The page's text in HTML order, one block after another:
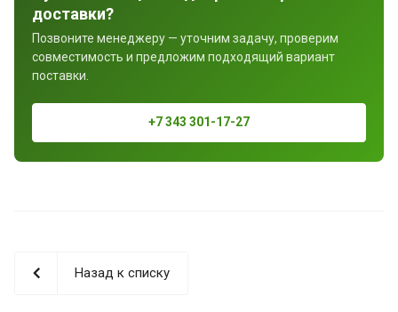
доставки?
Позвоните менеджеру — уточним задачу, проверим
совместимость и предложим подходящий вариант
поставки.
+7 343 301-17-27
Назад к списку